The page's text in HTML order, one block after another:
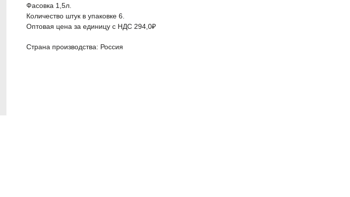
Фасовка 1,5л.
Количество штук в упаковке 6.
Оптовая цена за единицу с НДС 294,0₽
Страна производства: Россия